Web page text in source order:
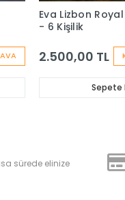
Eva Lizbon
- 6 Kişilik
2.500,00 TL
Sepete
sürede elinize